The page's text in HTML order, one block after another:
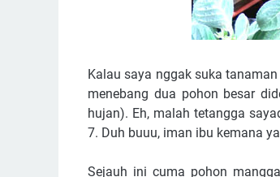
Kalau saya nggak suka
menebang dua pohon besar
hujan). Eh, malah tetangga
7. Duh buuu, iman ibu kemana
Sejauh ini cuma pohon